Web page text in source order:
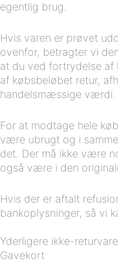
egentlig brug.
Hvis varen er prøvet
ovenfor, betragter vi
at du ved fortrydelse af
af købsbeløbet retur,
handelsmæssige værdi.
For at modtage hele
være ubrugt og i
det. Der må ikke være
også være i den
Hvis der er aftalt
bankoplysninger, så vi
Yderligere ikke-
Gavekort